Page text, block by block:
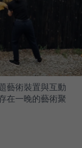
藝術裝置與互動
在一晚的藝術聚